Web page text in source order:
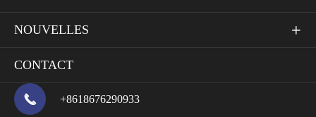
NOUVELLES 
CONTACT
 +8618676290933